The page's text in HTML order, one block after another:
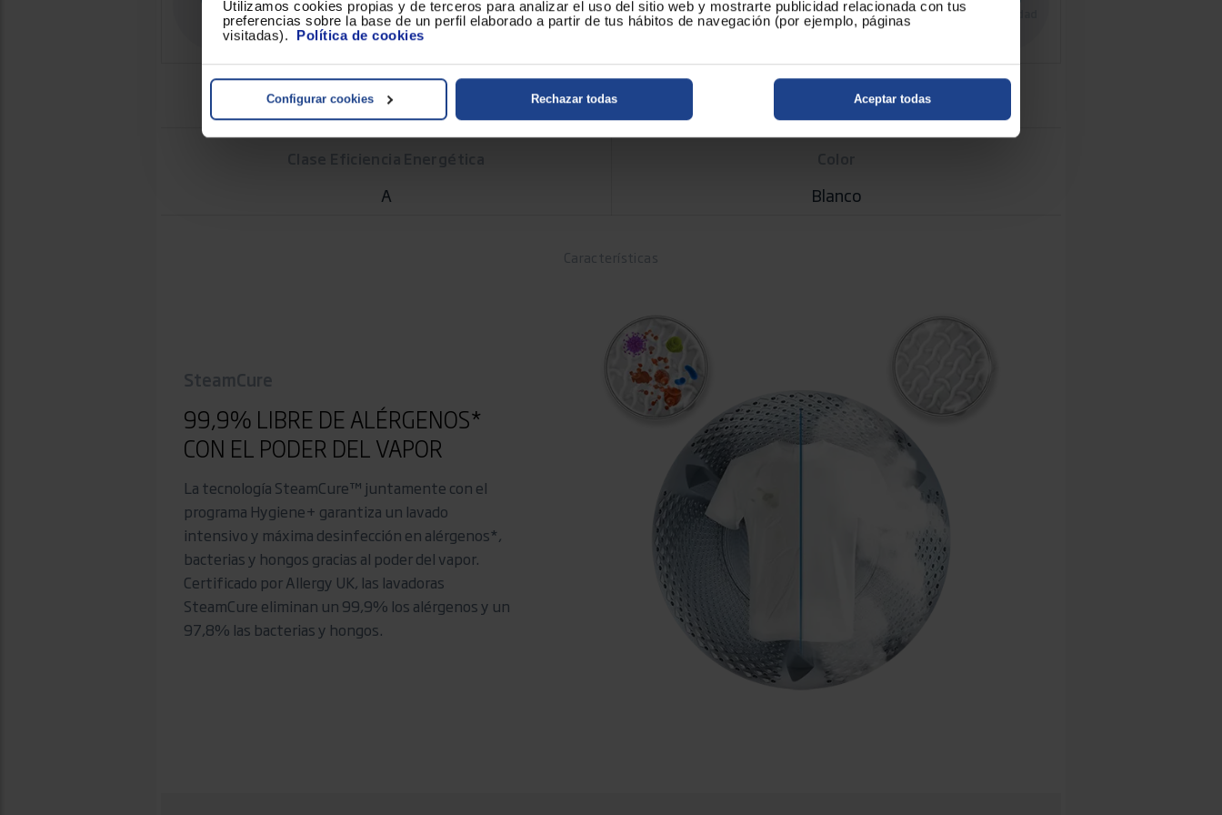
Utilizamos cookies propias y de terceros para analizar el uso del sitio web y mostrarte publicidad relacionada con tus
preferencias sobre la base de un perfil elaborado a partir de tus hábitos de navegación (por ejemplo, páginas
visitadas). Política de cookies
Rechazar todas
Configurar cookies Aceptar todas
Altura Ancho
A Blanco
Características
SteamCure
99,9% LIBRE DE ALÉRGENOS*
CON EL PODER DEL VAPOR
La tecnología SteamCure™ juntamente con el
programa Hygiene+ garantiza un lavado
intensivo y máxima desinfección en alérgenos*,
bacterias y hongos gracias al poder del vapor.
Certificado por Allergy UK, las lavadoras
SteamCure eliminan un 99,9% los alérgenos y un
97,8% las bacterias y hongos.